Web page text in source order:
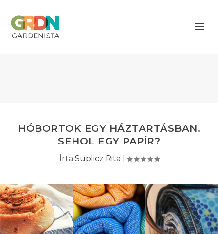
HÓBORTOK EGY HÁZTARTÁSBAN.
SEHOL EGY PAPÍR?
Írta Suplicz Rita